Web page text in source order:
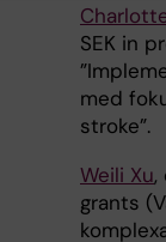
SEK in
med
stroke”.
Weili Xu,
grants